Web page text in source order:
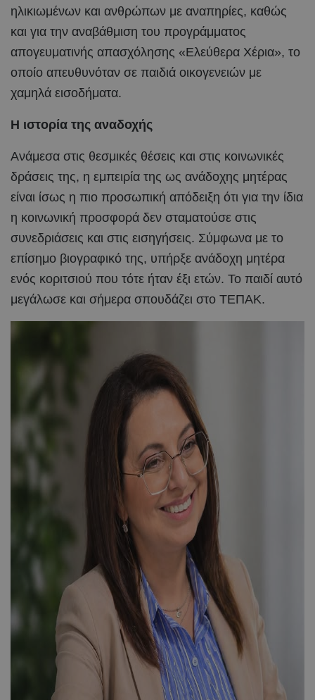
ηλικιωμένων και ανθρώπων με αναπηρίες, καθώς
και για την αναβάθμιση του προγράμματος
απογευματινής απασχόλησης «Ελεύθερα Χέρια», το
οποίο απευθυνόταν σε παιδιά οικογενειών με
χαμηλά εισοδήματα.
Η ιστορία της αναδοχής
Ανάμεσα στις θεσμικές θέσεις και στις κοινωνικές
δράσεις της, η εμπειρία της ως ανάδοχης μητέρας
είναι ίσως η πιο προσωπική απόδειξη ότι για την ίδια
η κοινωνική προσφορά δεν σταματούσε στις
συνεδριάσεις και στις εισηγήσεις. Σύμφωνα με το
επίσημο βιογραφικό της, υπήρξε ανάδοχη μητέρα
ενός κοριτσιού που τότε ήταν έξι ετών. Το παιδί αυτό
μεγάλωσε και σήμερα σπουδάζει στο ΤΕΠΑΚ.